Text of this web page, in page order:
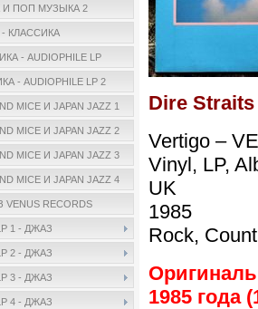
И ПОП МУЗЫКА 2
- КЛАССИКА
- AUDIOPHILE LP
- AUDIOPHILE LP 2
MICE И JAPAN JAZZ 1
MICE И JAPAN JAZZ 2
MICE И JAPAN JAZZ 3
MICE И JAPAN JAZZ 4
RECORDS
1 - ДЖАЗ
2 - ДЖАЗ
3 - ДЖАЗ
4 - ДЖАЗ
Dire
Vertigo –
Vinyl, LP,
UK
1985
Rock,
1985 года